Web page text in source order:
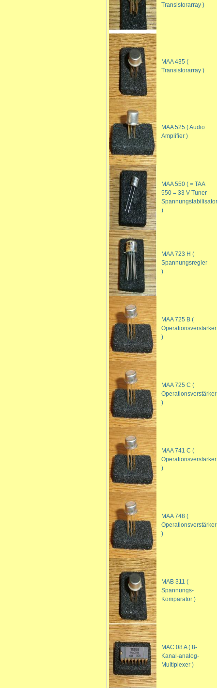
Transistorarray )
MAA 435 (
Transistorarray )
MAA 525 ( Audio
Amplifier )
MAA 550 ( = TAA
550 = 33 V Tuner-
Spannungstabilisator
)
MAA 723 H (
Spannungsregler
)
MAA 725 B (
Operationsverstärker
)
MAA 725 C (
Operationsverstärker
)
MAA 741 C (
Operationsverstärker
)
MAA 748 (
Operationsverstärker
)
MAB 311 (
Spannungs-
Komparator )
MAC 08 A ( 8-
Kanal-analog-
Multiplexer )